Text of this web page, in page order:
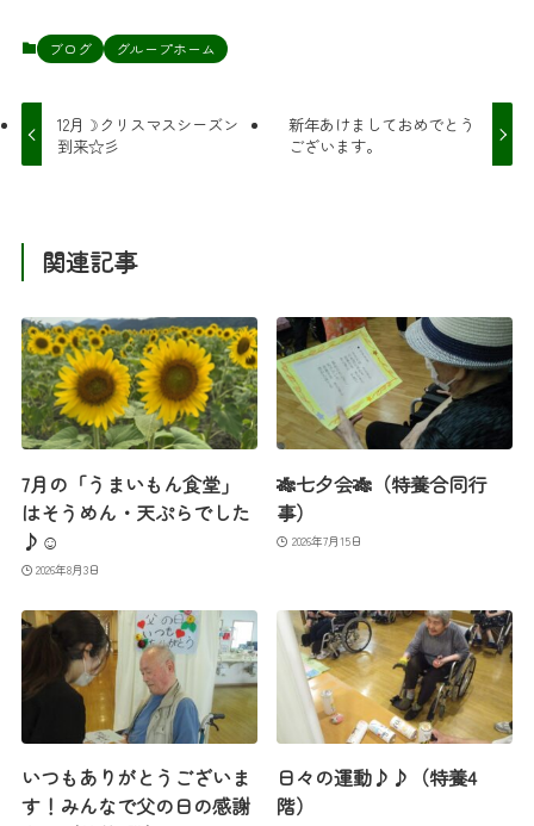
ブログ グループホーム
12月☽クリスマスシーズン
到来☆彡
新年あけましておめでとう
ございます。
関連記事
7月の「うまいもん食堂」
はそうめん・天ぷらでした
♪☺
2026年8月3日
🎋七夕会🎋（特養合同行
事）
2026年7月15日
いつもありがとうございま
す！みんなで父の日の感謝
日々の運動♪♪（特養4
階）